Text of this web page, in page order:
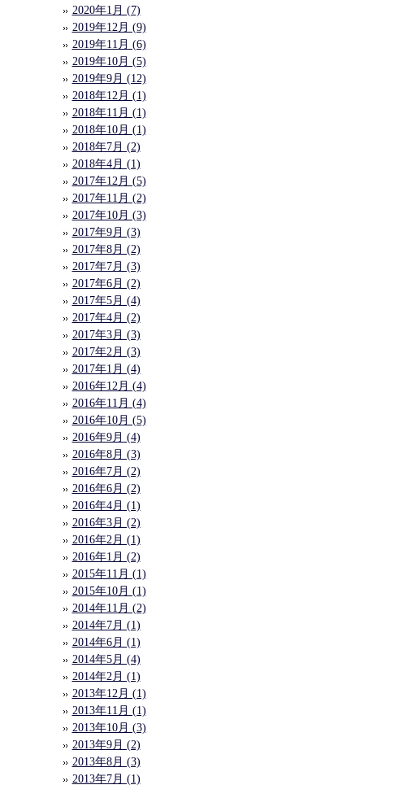
2020年1月 (7)
2019年12月 (9)
2019年11月 (6)
2019年10月 (5)
2019年9月 (12)
2018年12月 (1)
2018年11月 (1)
2018年10月 (1)
2018年7月 (2)
2018年4月 (1)
2017年12月 (5)
2017年11月 (2)
2017年10月 (3)
2017年9月 (3)
2017年8月 (2)
2017年7月 (3)
2017年6月 (2)
2017年5月 (4)
2017年4月 (2)
2017年3月 (3)
2017年2月 (3)
2017年1月 (4)
2016年12月 (4)
2016年11月 (4)
2016年10月 (5)
2016年9月 (4)
2016年8月 (3)
2016年7月 (2)
2016年6月 (2)
2016年4月 (1)
2016年3月 (2)
2016年2月 (1)
2016年1月 (2)
2015年11月 (1)
2015年10月 (1)
2014年11月 (2)
2014年7月 (1)
2014年6月 (1)
2014年5月 (4)
2014年2月 (1)
2013年12月 (1)
2013年11月 (1)
2013年10月 (3)
2013年9月 (2)
2013年8月 (3)
2013年7月 (1)